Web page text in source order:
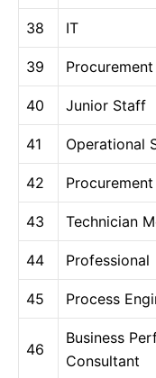
38 IT
39 Procurement
40 Junior Staff
41 Operational
42 Procurement
43 Technician
44 Professional
45 Process
46
Business
Consultant